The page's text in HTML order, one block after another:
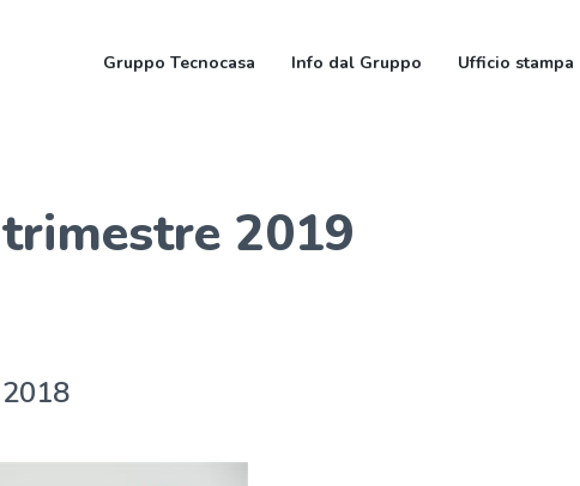
Gruppo Tecnocasa Info dal Gruppo Ufficio stampa
2019